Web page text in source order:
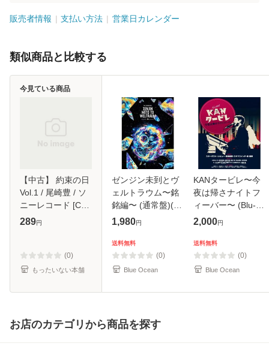
販売者情報 支払い方法 営業日カレンダー
類似商品と比較する
【中古】 約束の日
Vol.1 / 尾崎豊 / ソ
ニーレコード [CD]
【メール便送料無
289円
(0)
もったいない本舗
今見ている商品
ゼンジン未到とヴ
ェルトラウム〜銘
銘編〜 (通常盤)(2
枚組) [DVD]
1,980円
送料無料
(0)
Blue Ocean
KANタービレ〜今
夜は帰さナイトフ
ィーバー〜 (Blu-
ray)
2,000円
送料無料
(0)
Blue Ocean
お店のカテゴリから商品を探す